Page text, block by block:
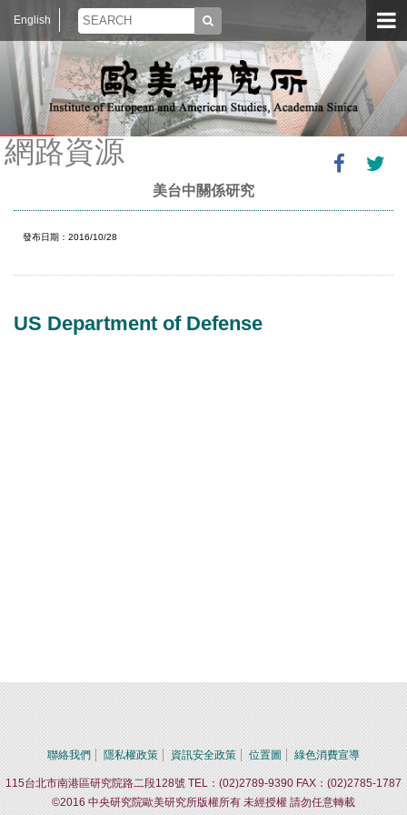
English
網路資源
美台中關係研究
發布日期：2016/10/28
US Department of Defense
聯絡我們 隱私權政策 資訊安全政策 位置圖 綠色消費宣導
115台北市南港區研究院路二段128號 TEL：(02)2789-9390 FAX：(02)2785-1787
©2016 中央研究院歐美研究所版權所有 未經授權 請勿任意轉載